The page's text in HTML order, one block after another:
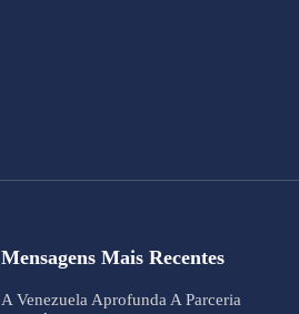
Mensagens Mais Recentes
A Venezuela Aprofunda A Parceria